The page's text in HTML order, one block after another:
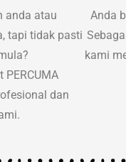
anda atau
tapi tidak pasti
dan
Anda
kami